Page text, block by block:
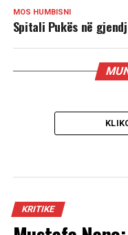
MOS HUMBISNI
Spitali Pukës në
KRITIKE